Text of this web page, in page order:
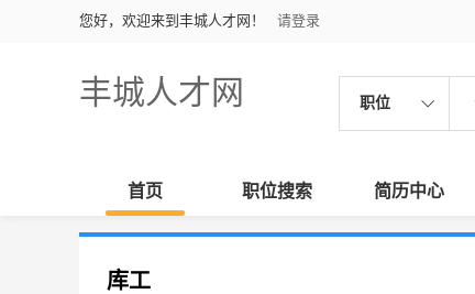
您好，欢迎来到丰城人才网！ 请登录
丰城人才网 职位
首页 职位搜索 简历中心
库工